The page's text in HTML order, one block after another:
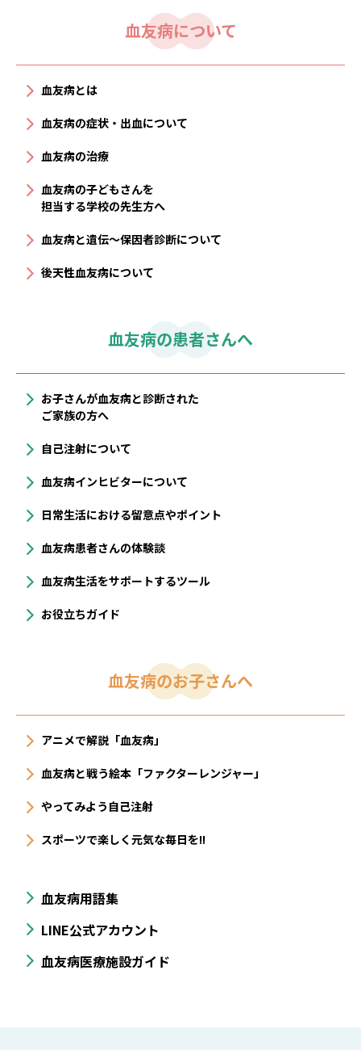
血友病について
血友病とは
血友病の症状・出血について
血友病の治療
血友病の子どもさんを
担当する学校の先生方へ
血友病と遺伝〜保因者診断について
後天性血友病について
血友病の患者さんへ
お子さんが血友病と診断された
ご家族の方へ
自己注射について
血友病インヒビターについて
⽇常⽣活における留意点やポイント
血友病患者さんの体験談
血友病生活をサポートするツール
お役立ちガイド
血友病のお子さんへ
アニメで解説「血友病」
血友病と戦う絵本「ファクターレンジャー」
やってみよう自己注射
スポーツで楽しく元気な毎日を!!
血友病用語集
LINE公式アカウント
血友病医療施設ガイド